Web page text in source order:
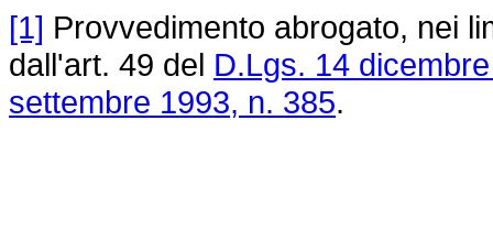
[1] Provvedimento abrogato, nei
dall'art. 49 del D.Lgs. 14
settembre 1993, n. 385.